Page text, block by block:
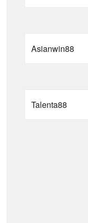
Asianwin88
Talenta88